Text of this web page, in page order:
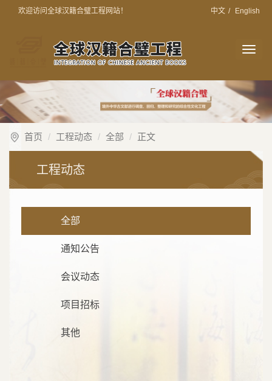
欢迎访问全球汉籍合璧工程网站！ 中文 / English
切
导
航
首页 工程动态 全部 正文
工程动态
全部
通知公告
会议动态
项目招标
其他